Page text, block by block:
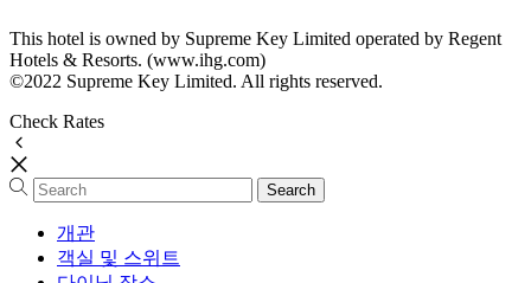
This hotel is owned by Supreme Key Limited operated by Regent
Hotels & Resorts. (www.ihg.com)
©2022 Supreme Key Limited. All rights reserved.
Check Rates
개관
객실 및 스위트